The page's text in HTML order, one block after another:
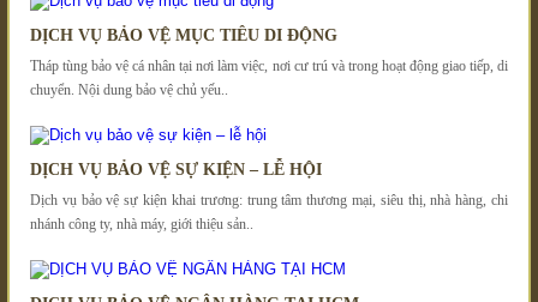
DỊCH VỤ BẢO VỆ MỤC TIÊU DI ĐỘNG
Tháp tùng bảo vệ cá nhân tại nơi làm việc, nơi cư trú và trong hoạt động giao tiếp, di
chuyển. Nội dung bảo vệ chủ yếu..
DỊCH VỤ BẢO VỆ SỰ KIỆN – LỄ HỘI
Dịch vụ bảo vệ sự kiện khai trương: trung tâm thương mại, siêu thị, nhà hàng, chi
nhánh công ty, nhà máy, giới thiệu sản..